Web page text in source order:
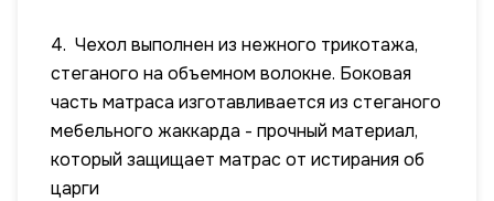
4. Чехол выполнен из нежного трикотажа,
стеганого на объемном волокне. Боковая
часть матраса изготавливается из стеганого
мебельного жаккарда - прочный материал,
который защищает матрас от истирания об
царги